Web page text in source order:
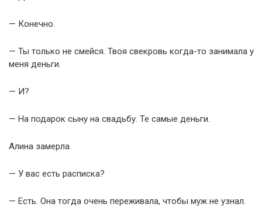
— Конечно.
— Ты только не смейся. Твоя свекровь когда-то занимала у
меня деньги.
— И?
— На подарок сыну на свадьбу. Те самые деньги.
Алина замерла.
— У вас есть расписка?
— Есть. Она тогда очень переживала, чтобы муж не узнал.